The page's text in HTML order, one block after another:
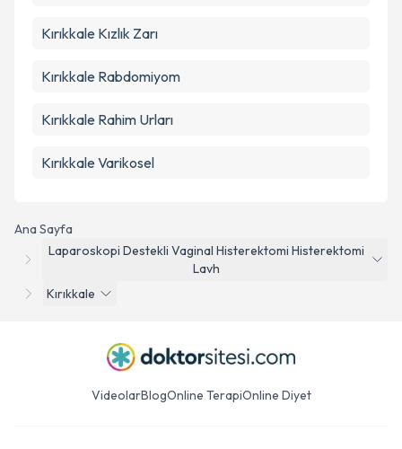
Ana Sayfa
Laparoskopi Destekli Vaginal Histerektomi Histerektomi
Lavh
Kırıkkale
Kırıkkale Kızlık Zarı
Kırıkkale Rabdomiyom
Kırıkkale Rahim Urları
Kırıkkale Varikosel
VideolarBlogOnline TerapiOnline Diyet